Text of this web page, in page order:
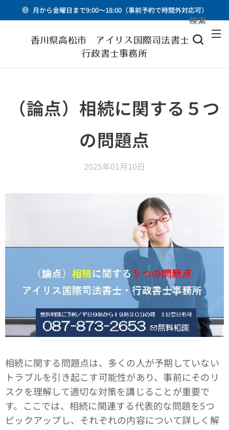
月から金曜日まで9:00～18:00（事前予約で時間外対応可）
香川県高松市 アイリス国際司法書士・
行政書士事務所
検索
（論点）相続に関する５つ
の問題点
2025年01月10日
相続に関する問題点は、多くの人が予期していない
トラブルを引き起こす可能性があり、事前にそのリ
スクを理解して適切な対策を講じることが重要で
す。ここでは、相続に関連する代表的な問題を5つ
ピックアップし、それぞれの内容について詳しく解